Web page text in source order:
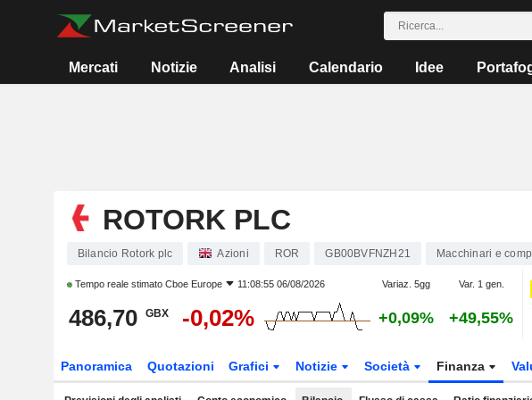
Mercati Notizie Analisi Calendario Idee
ROTORK PLC
Bilancio Rotork plc Azioni ROR GB00BVFNZH21 Macchinari e
Tempo reale stimato Cboe Europe 11:08:55 06/08/2026 Variaz. 5gg Var. 1 gen.
486,70 GBX -0,02% +0,09% +49,55%
Panoramica Quotazioni Grafici Notizie Società Finanza